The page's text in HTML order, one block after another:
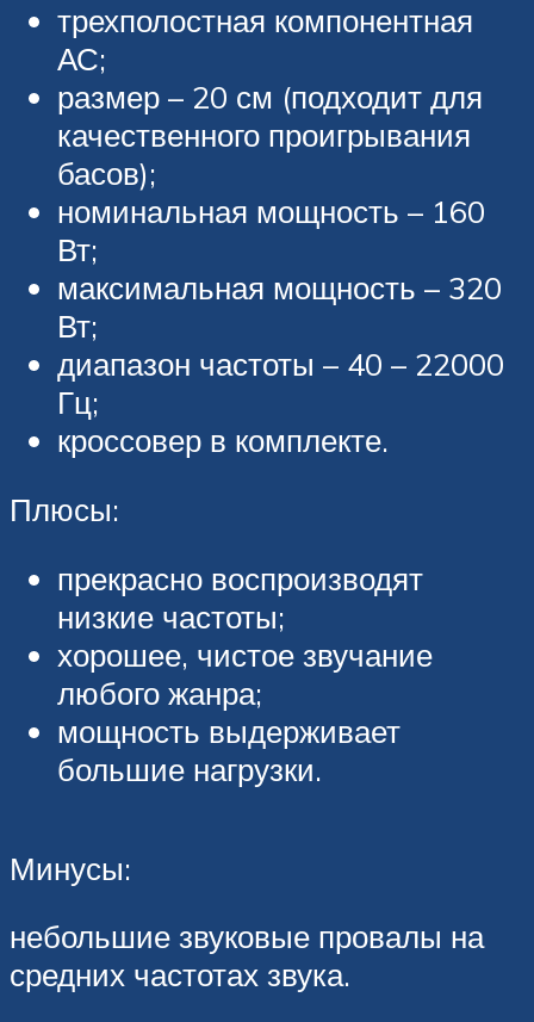
трехполостная компонентная
АС;
размер – 20 см (подходит для
качественного проигрывания
басов);
номинальная мощность – 160
Вт;
максимальная мощность – 320
Вт;
диапазон частоты – 40 – 22000
Гц;
кроссовер в комплекте.
Плюсы:
прекрасно воспроизводят
низкие частоты;
хорошее, чистое звучание
любого жанра;
мощность выдерживает
большие нагрузки.
Минусы:
небольшие звуковые провалы на
средних частотах звука.